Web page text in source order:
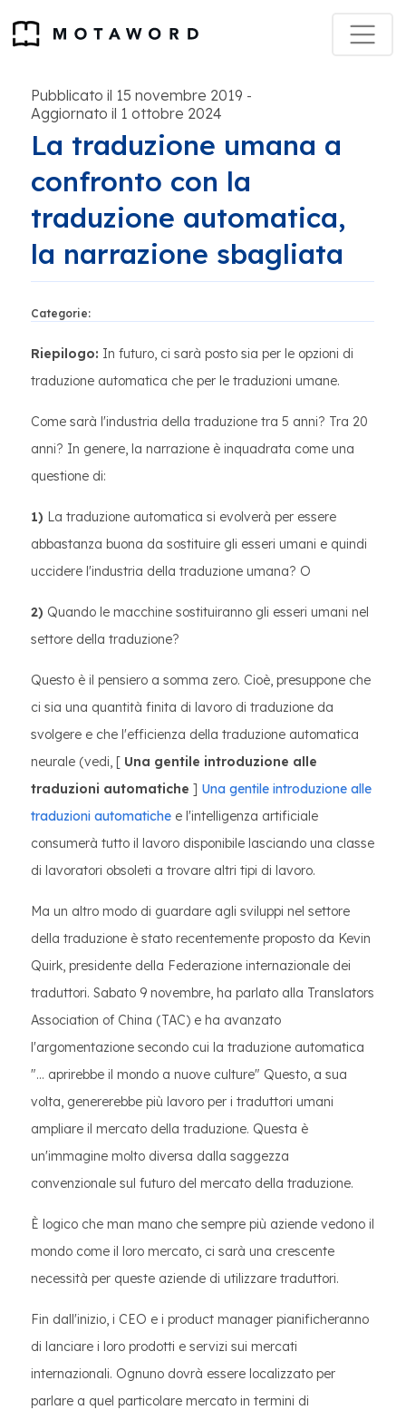
Pubblicato il 15 novembre 2019 -
Aggiornato il 1 ottobre 2024
La traduzione umana a
confronto con la
traduzione automatica,
la narrazione sbagliata
Categorie:
Riepilogo: In futuro, ci sarà posto sia per le opzioni di
traduzione automatica che per le traduzioni umane.
Come sarà l'industria della traduzione tra 5 anni? Tra 20
anni? In genere, la narrazione è inquadrata come una
questione di:
1) La traduzione automatica si evolverà per essere
abbastanza buona da sostituire gli esseri umani e quindi
uccidere l'industria della traduzione umana? O
2) Quando le macchine sostituiranno gli esseri umani nel
settore della traduzione?
Questo è il pensiero a somma zero. Cioè, presuppone che
ci sia una quantità finita di lavoro di traduzione da
svolgere e che l'efficienza della traduzione automatica
neurale (vedi, [ Una gentile introduzione alle
traduzioni automatiche ] Una gentile introduzione alle
traduzioni automatiche e l'intelligenza artificiale
consumerà tutto il lavoro disponibile lasciando una classe
di lavoratori obsoleti a trovare altri tipi di lavoro.
Ma un altro modo di guardare agli sviluppi nel settore
della traduzione è stato recentemente proposto da Kevin
Quirk, presidente della Federazione internazionale dei
traduttori. Sabato 9 novembre, ha parlato alla Translators
Association of China (TAC) e ha avanzato
l'argomentazione secondo cui la traduzione automatica
"... aprirebbe il mondo a nuove culture" Questo, a sua
volta, genererebbe più lavoro per i traduttori umani
ampliare il mercato della traduzione. Questa è
un'immagine molto diversa dalla saggezza
convenzionale sul futuro del mercato della traduzione.
È logico che man mano che sempre più aziende vedono il
mondo come il loro mercato, ci sarà una crescente
necessità per queste aziende di utilizzare traduttori.
Fin dall'inizio, i CEO e i product manager pianificheranno
di lanciare i loro prodotti e servizi sui mercati
internazionali. Ognuno dovrà essere localizzato per
parlare a quel particolare mercato in termini di